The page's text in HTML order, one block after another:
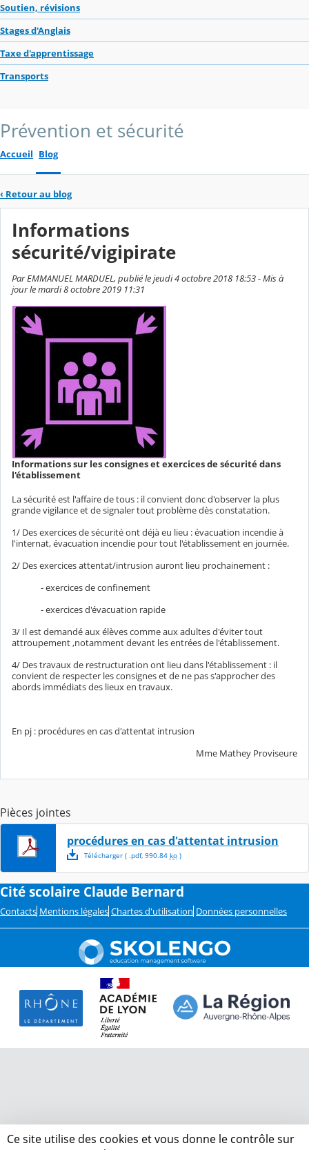
Soutien, révisions
Stages d'Anglais
Taxe d'apprentissage
Transports
Prévention et sécurité
Accueil Blog
‹ Retour au blog
Informations
sécurité/vigipirate
Par EMMANUEL MARDUEL, publié le jeudi 4 octobre 2018 18:53 - Mis à
jour le mardi 8 octobre 2019 11:31
Informations sur les consignes et exercices de sécurité dans
l'établissement
La sécurité est l'affaire de tous : il convient donc d'observer la plus
grande vigilance et de signaler tout problème dès constatation.
1/ Des exercices de sécurité ont déjà eu lieu : évacuation incendie à
l'internat, évacuation incendie pour tout l'établissement en journée.
2/ Des exercices attentat/intrusion auront lieu prochainement :
- exercices de confinement
- exercices d'évacuation rapide
3/ Il est demandé aux élèves comme aux adultes d'éviter tout
attroupement ,notamment devant les entrées de l'établissement.
4/ Des travaux de restructuration ont lieu dans l'établissement : il
convient de respecter les consignes et de ne pas s'approcher des
abords immédiats des lieux en travaux.
En pj : procédures en cas d'attentat intrusion
Mme Mathey Proviseure
Pièces jointes
procédures en cas d'attentat intrusion
Télécharger( .pdf, 990.84 ko)
Cité scolaire Claude Bernard
Contacts Mentions légales Chartes d'utilisation Données personnelles
Ce site utilise des cookies et vous donne le contrôle sur